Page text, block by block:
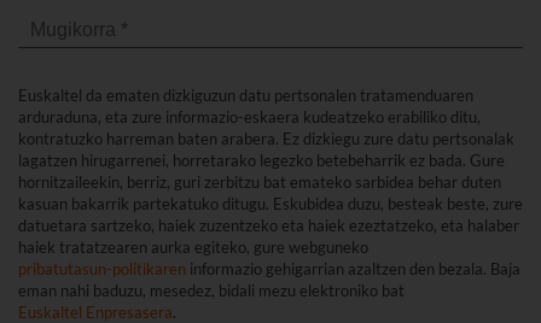
Euskaltel da ematen dizkiguzun datu pertsonalen tratamenduaren
arduraduna, eta zure informazio-eskaera kudeatzeko erabiliko ditu,
kontratuzko harreman baten arabera. Ez dizkiegu zure datu pertsonalak
lagatzen hirugarrenei, horretarako legezko betebeharrik ez bada. Gure
hornitzaileekin, berriz, guri zerbitzu bat emateko sarbidea behar duten
kasuan bakarrik partekatuko ditugu. Eskubidea duzu, besteak beste, zure
datuetara sartzeko, haiek zuzentzeko eta haiek ezeztatzeko, eta halaber
haiek tratatzearen aurka egiteko, gure webguneko
pribatutasun-politikaren informazio gehigarrian azaltzen den bezala. Baja
eman nahi baduzu, mesedez, bidali mezu elektroniko bat
Euskaltel Enpresasera.